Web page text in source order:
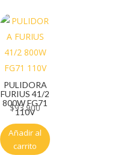
PULIDORA
FURIUS 41/2
800W FG71
110V
$93.900
Añadir al
carrito